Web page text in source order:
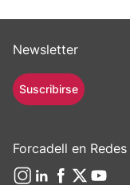
Newsletter
Suscribirse
Forcadell en Redes